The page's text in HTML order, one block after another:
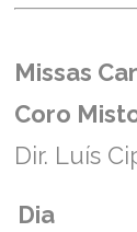
Missas
Coro
Dir. Luís
Dia